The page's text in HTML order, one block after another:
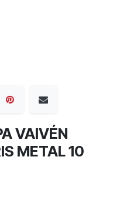
VAIVÉN
METAL 10